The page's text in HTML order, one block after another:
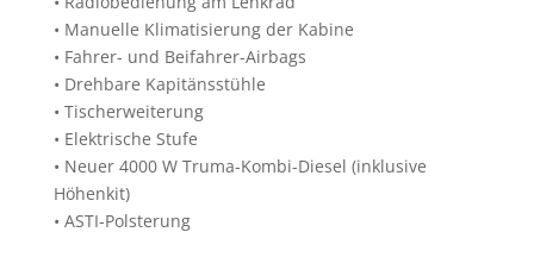
• Manuelle Klimatisierung der Kabine
• Fahrer- und Beifahrer-Airbags
• Drehbare Kapitänsstühle
• Tischerweiterung
• Elektrische Stufe
• Neuer 4000 W Truma-Kombi-Diesel (inklusive
Höhenkit)
• ASTI-Polsterung